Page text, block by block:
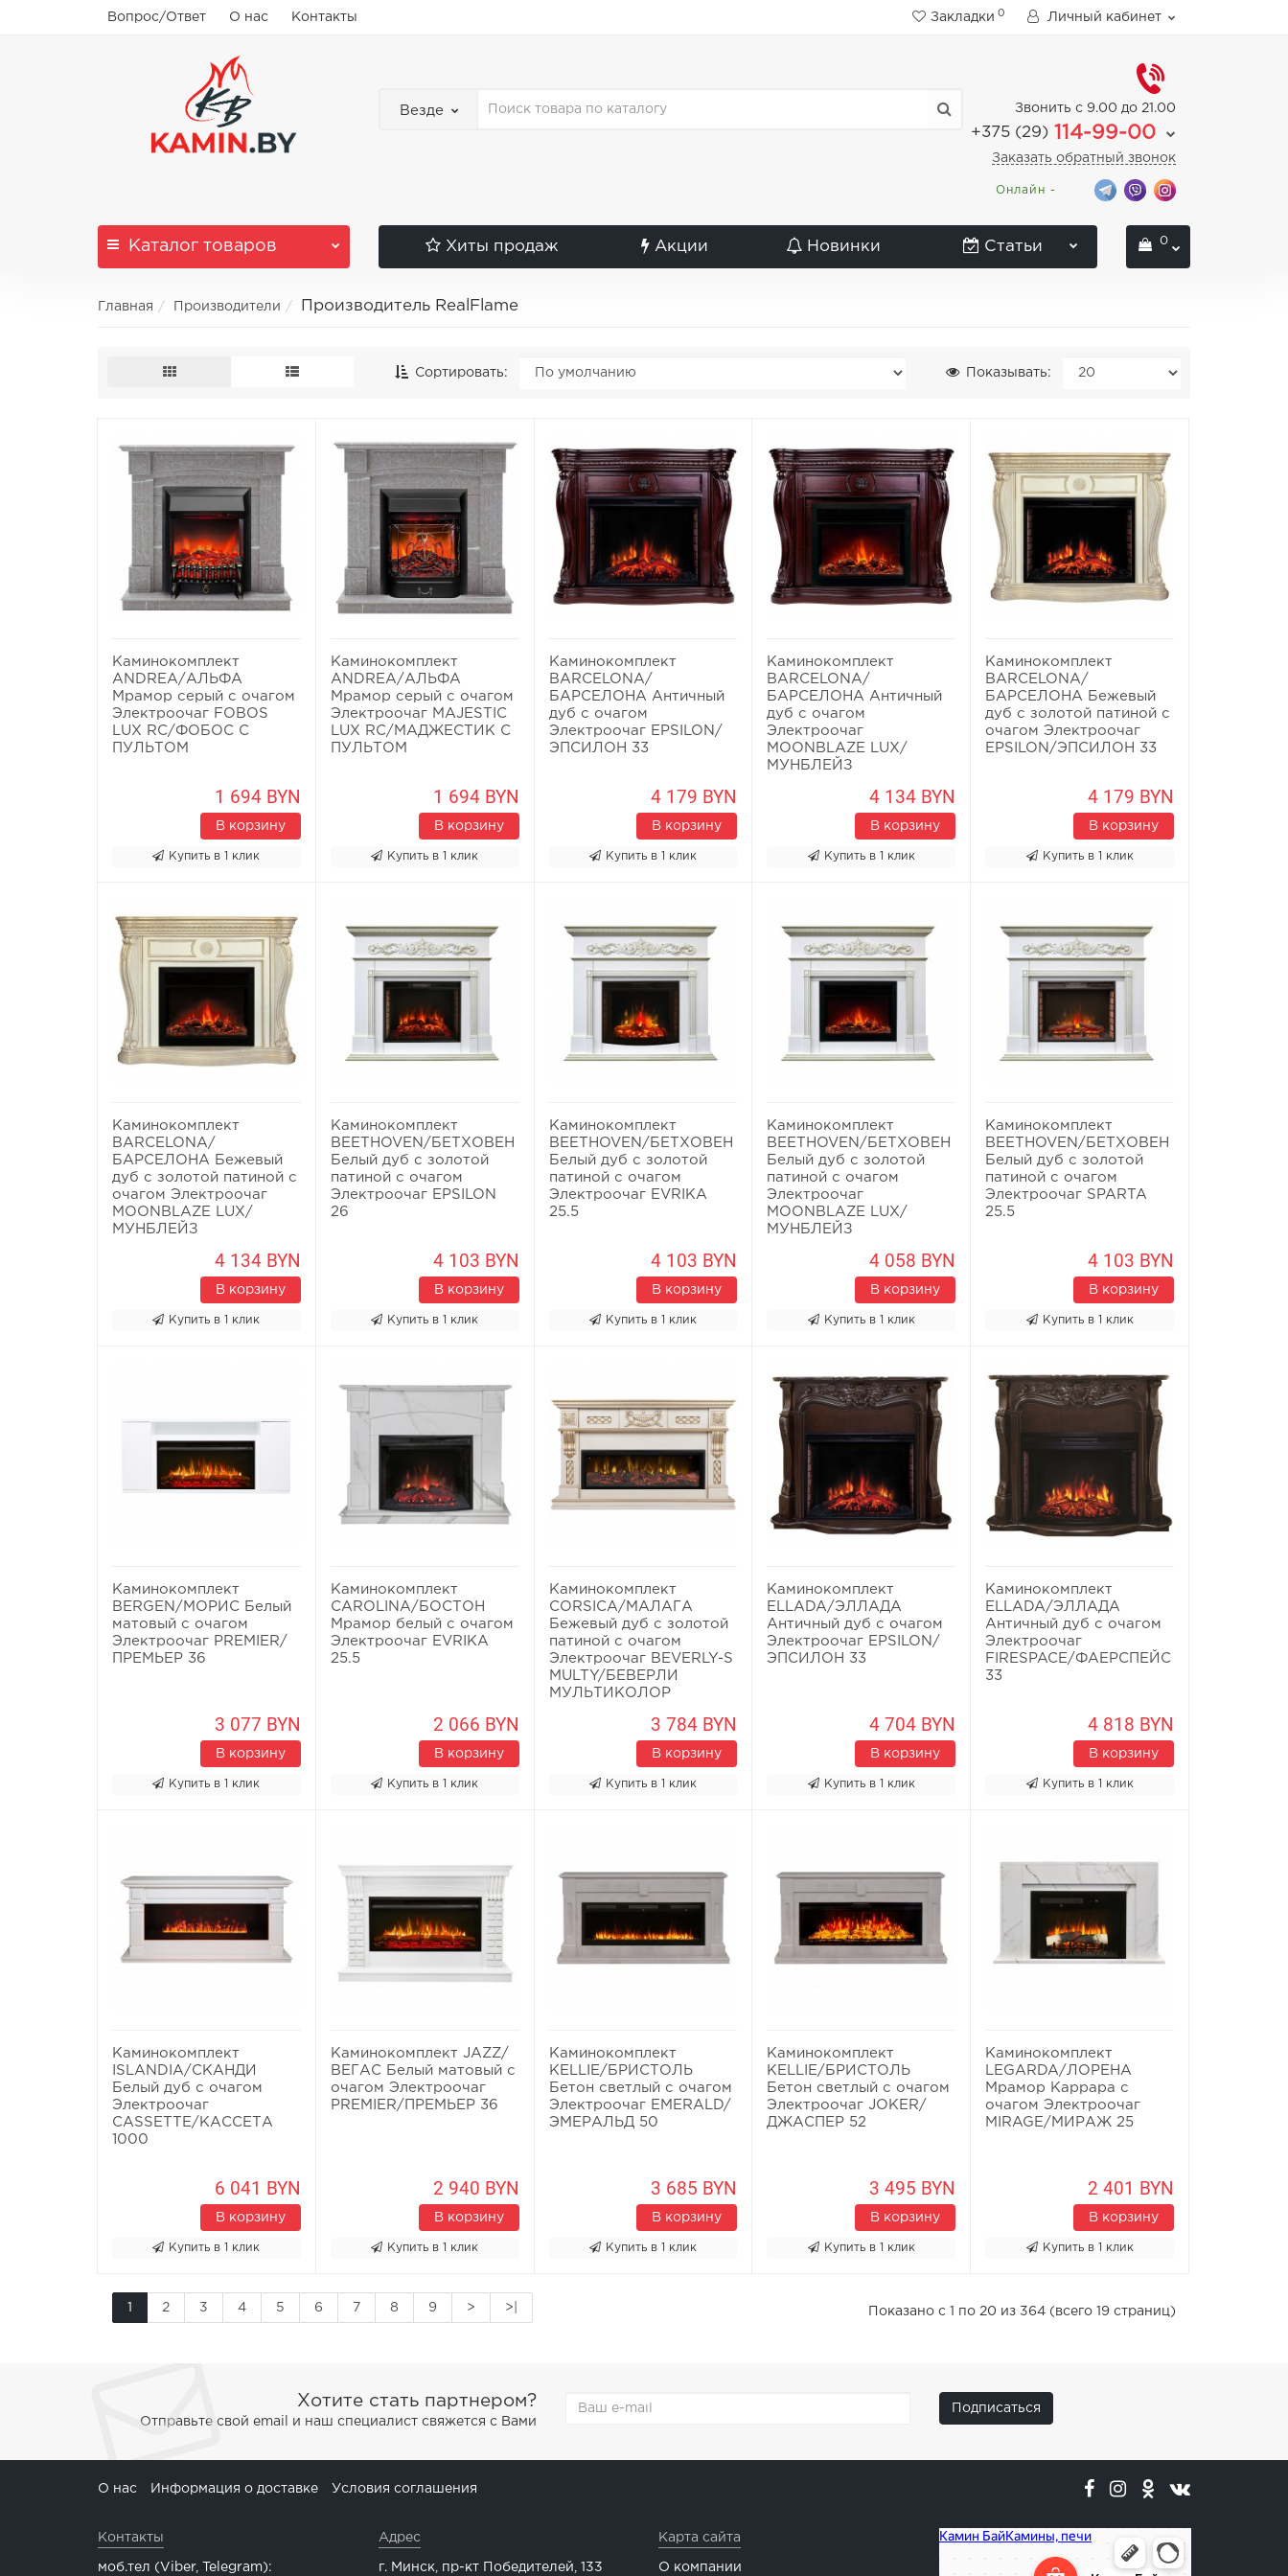
Вопрос/Ответ О нас Контакты Закладки 0 Личный кабинет
Везде Звонить с 9.00 до 21.00
+375 (29) 114-99-00
Заказать обратный звонок
Онлайн -
Каталог товаров Хиты продаж Акции Новинки Статьи 0
Главная Производители Производитель RealFlame
Сортировать: Показывать:
Каминокомплект
ANDREA/АЛЬФА
Мрамор серый с очагом
Электроочаг FOBOS
LUX RC/ФОБОС С
ПУЛЬТОМ
1 694 BYN
В корзину
Купить в 1 клик
Каминокомплект
ANDREA/АЛЬФА
Мрамор серый с очагом
Электроочаг MAJESTIC
LUX RC/МАДЖЕСТИК С
ПУЛЬТОМ
1 694 BYN
В корзину
Купить в 1 клик
Каминокомплект
BARCELONA/
БАРСЕЛОНА Античный
дуб с очагом
Электроочаг EPSILON/
ЭПСИЛОН 33
4 179 BYN
В корзину
Купить в 1 клик
Каминокомплект
BARCELONA/
БАРСЕЛОНА Античный
дуб с очагом
Электроочаг
MOONBLAZE LUX/
МУНБЛЕЙЗ
4 134 BYN
В корзину
Купить в 1 клик
Каминокомплект
BARCELONA/
БАРСЕЛОНА Бежевый
дуб с золотой патиной с
очагом Электроочаг
EPSILON/ЭПСИЛОН 33
4 179 BYN
В корзину
Купить в 1 клик
Каминокомплект
BARCELONA/
БАРСЕЛОНА Бежевый
дуб с золотой патиной с
очагом Электроочаг
MOONBLAZE LUX/
МУНБЛЕЙЗ
4 134 BYN
В корзину
Купить в 1 клик
Каминокомплект
BEETHOVEN/БЕТХОВЕН
Белый дуб с золотой
патиной с очагом
Электроочаг EPSILON
26
4 103 BYN
В корзину
Купить в 1 клик
Каминокомплект
BEETHOVEN/БЕТХОВЕН
Белый дуб с золотой
патиной с очагом
Электроочаг EVRIKA
25.5
4 103 BYN
В корзину
Купить в 1 клик
Каминокомплект
BEETHOVEN/БЕТХОВЕН
Белый дуб с золотой
патиной с очагом
Электроочаг
MOONBLAZE LUX/
МУНБЛЕЙЗ
4 058 BYN
В корзину
Купить в 1 клик
Каминокомплект
BEETHOVEN/БЕТХОВЕН
Белый дуб с золотой
патиной с очагом
Электроочаг SPARTA
25.5
4 103 BYN
В корзину
Купить в 1 клик
Каминокомплект
BERGEN/МОРИС Белый
матовый с очагом
Электроочаг PREMIER/
ПРЕМЬЕР 36
3 077 BYN
В корзину
Купить в 1 клик
Каминокомплект
CAROLINA/БОСТОН
Мрамор белый с очагом
Электроочаг EVRIKA
25.5
2 066 BYN
В корзину
Купить в 1 клик
Каминокомплект
CORSICA/МАЛАГА
Бежевый дуб с золотой
патиной с очагом
Электроочаг BEVERLY-S
MULTY/БЕВЕРЛИ
МУЛЬТИКОЛОР
3 784 BYN
В корзину
Купить в 1 клик
Каминокомплект
ELLADA/ЭЛЛАДА
Античный дуб с очагом
Электроочаг EPSILON/
ЭПСИЛОН 33
4 704 BYN
В корзину
Купить в 1 клик
Каминокомплект
ELLADA/ЭЛЛАДА
Античный дуб с очагом
Электроочаг
FIRESPACE/ФАЕРСПЕЙС
33
4 818 BYN
В корзину
Купить в 1 клик
Каминокомплект
ISLANDIA/СКАНДИ
Белый дуб с очагом
Электроочаг
CASSETTE/КАССЕТА
1000
6 041 BYN
В корзину
Купить в 1 клик
Каминокомплект JAZZ/
ВЕГАС Белый матовый с
очагом Электроочаг
PREMIER/ПРЕМЬЕР 36
2 940 BYN
В корзину
Купить в 1 клик
Каминокомплект
KELLIE/БРИСТОЛЬ
Бетон светлый с очагом
Электроочаг EMERALD/
ЭМЕРАЛЬД 50
3 685 BYN
В корзину
Купить в 1 клик
Каминокомплект
KELLIE/БРИСТОЛЬ
Бетон светлый с очагом
Электроочаг JOKER/
ДЖАСПЕР 52
3 495 BYN
В корзину
Купить в 1 клик
Каминокомплект
LEGARDA/ЛОРЕНА
Мрамор Каррара с
очагом Электроочаг
MIRAGE/МИРАЖ 25
2 401 BYN
В корзину
Купить в 1 клик
1 2 3 4 5 6 7 8 9 > >| Показано с 1 по 20 из 364 (всего 19 страниц)
Хотите стать партнером?
Отправьте свой email и наш специалист свяжется с Вами
Подписаться
О нас Информация о доставке Условия соглашения
Контакты
моб.тел (Viber, Telegram):
Адрес
г. Минск, пр-кт Победителей, 133
Карта сайта
О компании